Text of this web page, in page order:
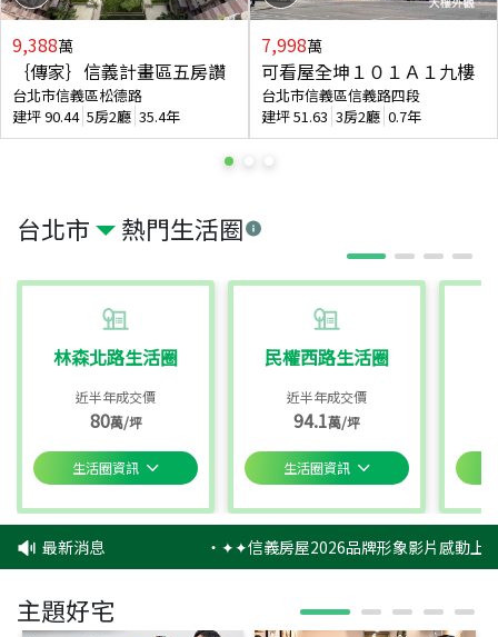
台北市 熱門生活圈
林森北路生活圈
近半年成交價
80萬/坪
生活圈資訊
民權西路生活圈
近半年成交價
94.1萬/坪
生活圈資訊
9,388萬
｛傳家｝信義計畫區五房讚
台北市信義區松德路
建坪90.44 5房2廳 35.4年
7,998萬
可看屋全坤１０１Ａ１九樓
台北市信義區信義路四段
建坪51.63 3房2廳 0.7年
最新消息 ‧✦✦信義房屋2026品牌形象影片感動上
主題好宅